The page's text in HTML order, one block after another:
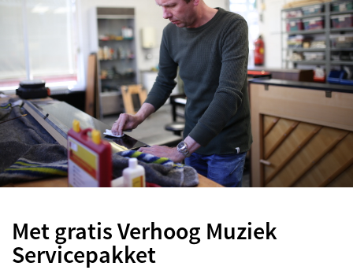
Met gratis Verhoog Muziek
Servicepakket